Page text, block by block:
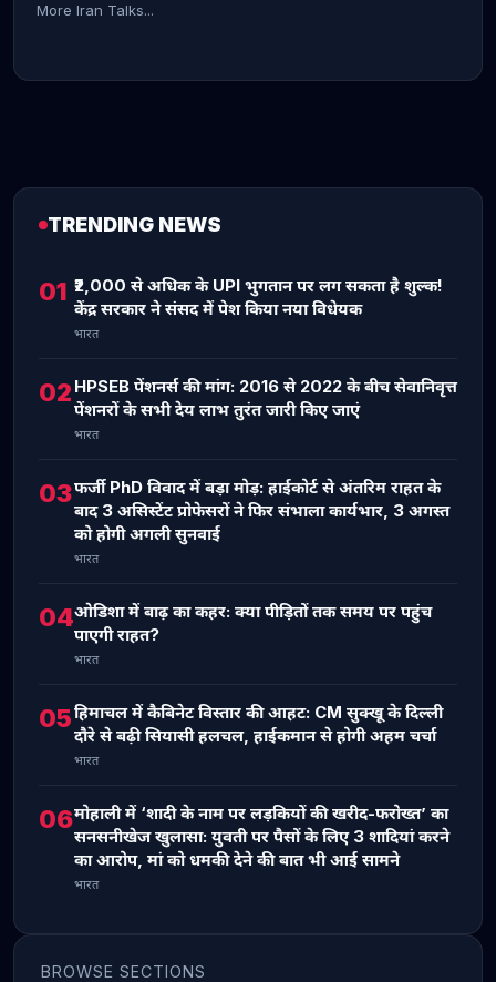
More Iran Talks...
TRENDING NEWS
01 ₹2,000 से अधिक के UPI भुगतान पर लग सकता है शुल्क!
केंद्र सरकार ने संसद में पेश किया नया विधेयक
भारत
02 HPSEB पेंशनर्स की मांग: 2016 से 2022 के बीच सेवानिवृत्त
पेंशनरों के सभी देय लाभ तुरंत जारी किए जाएं
भारत
03फर्जी PhD विवाद में बड़ा मोड़: हाईकोर्ट से अंतरिम राहत के
बाद 3 असिस्टेंट प्रोफेसरों ने फिर संभाला कार्यभार, 3 अगस्त
को होगी अगली सुनवाई
भारत
04ओडिशा में बाढ़ का कहर: क्या पीड़ितों तक समय पर पहुंच
पाएगी राहत?
भारत
05हिमाचल में कैबिनेट विस्तार की आहट: CM सुक्खू के दिल्ली
दौरे से बढ़ी सियासी हलचल, हाईकमान से होगी अहम चर्चा
भारत
06मोहाली में ‘शादी के नाम पर लड़कियों की खरीद-फरोख्त’ का
सनसनीखेज खुलासा: युवती पर पैसों के लिए 3 शादियां करने
का आरोप, मां को धमकी देने की बात भी आई सामने
भारत
BROWSE SECTIONS